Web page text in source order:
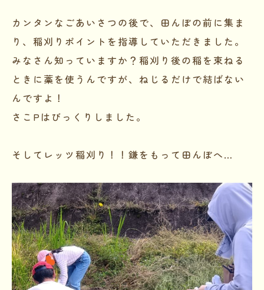
カンタンなごあいさつの後で、田んぼの前に集ま
り、稲刈りポイントを指導していただきました。
みなさん知っていますか？稲刈り後の稲を束ねる
ときに藁を使うんですが、ねじるだけで結ばない
んですよ！
さこPはびっくりしました。
そしてレッツ稲刈り！！鎌をもって田んぼへ…